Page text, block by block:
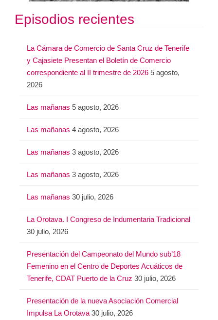
Episodios recientes
La Cámara de Comercio de Santa Cruz de Tenerife
y Cajasiete Presentan el Boletín de Comercio
correspondiente al II trimestre de 2026 5 agosto,
2026
Las mañanas 5 agosto, 2026
Las mañanas 4 agosto, 2026
Las mañanas 3 agosto, 2026
Las mañanas 3 agosto, 2026
Las mañanas 30 julio, 2026
La Orotava. I Congreso de Indumentaria Tradicional
30 julio, 2026
Presentación del Campeonato del Mundo sub’18
Femenino en el Centro de Deportes Acuáticos de
Tenerife, CDAT Puerto de la Cruz 30 julio, 2026
Presentación de la nueva Asociación Comercial
Impulsa La Orotava 30 julio, 2026